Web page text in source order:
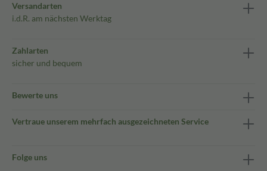
Versandarten
i.d.R. am nächsten Werktag
Zahlarten
sicher und bequem
Bewerte uns
Vertraue unserem mehrfach ausgezeichneten Service
Folge uns